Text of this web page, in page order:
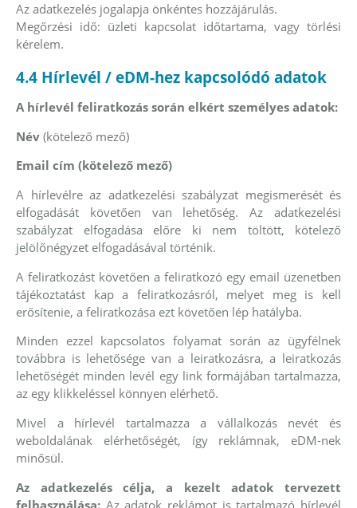
Az adatkezelés jogalapja önkéntes hozzájárulás.
Megőrzési idő: üzleti kapcsolat időtartama, vagy törlési
kérelem.
4.4 Hírlevél / eDM-hez kapcsolódó adatok
A hírlevél feliratkozás során elkért személyes adatok:
Név (kötelező mező)
Email cím (kötelező mező)
A hírlevélre az adatkezelési szabályzat megismerését és
elfogadását követően van lehetőség. Az adatkezelési
szabályzat elfogadása előre ki nem töltött, kötelező
jelölőnégyzet elfogadásával történik.
A feliratkozást követően a feliratkozó egy email üzenetben
tájékoztatást kap a feliratkozásról, melyet meg is kell
erősítenie, a feliratkozása ezt követően lép hatályba.
Minden ezzel kapcsolatos folyamat során az ügyfélnek
továbbra is lehetősége van a leiratkozásra, a leiratkozás
lehetőségét minden levél egy link formájában tartalmazza,
az egy klikkeléssel könnyen elérhető.
Mivel a hírlevél tartalmazza a vállalkozás nevét és
weboldalának elérhetőségét, így reklámnak, eDM-nek
minősül.
Az adatkezelés célja, a kezelt adatok tervezett
felhasználása: Az adatok reklámot is tartalmazó hírlevél